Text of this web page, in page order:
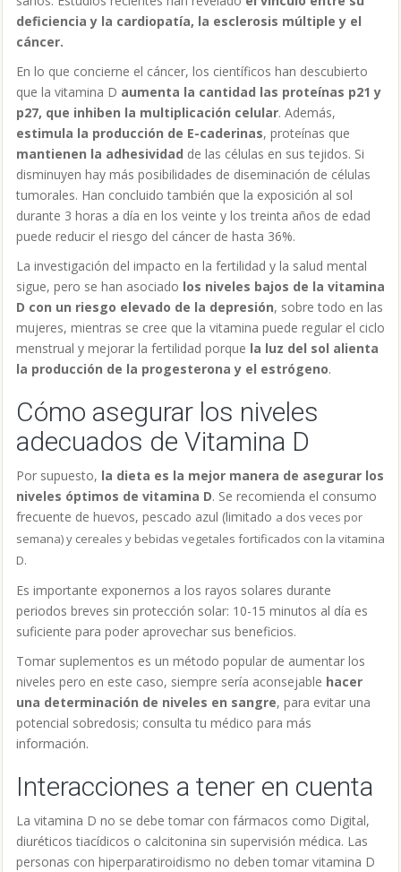
deficiencia y la cardiopatía, la esclerosis múltiple y el
cáncer.
En lo que concierne el cáncer, los científicos han descubierto
que la vitamina D aumenta la cantidad las proteínas p21 y
p27, que inhiben la multiplicación celular. Además,
estimula la producción de E-caderinas, proteínas que
mantienen la adhesividad de las células en sus tejidos. Si
disminuyen hay más posibilidades de diseminación de células
tumorales. Han concluido también que la exposición al sol
durante 3 horas a día en los veinte y los treinta años de edad
puede reducir el riesgo del cáncer de hasta 36%.
La investigación del impacto en la fertilidad y la salud mental
sigue, pero se han asociado los niveles bajos de la vitamina
D con un riesgo elevado de la depresión, sobre todo en las
mujeres, mientras se cree que la vitamina puede regular el ciclo
menstrual y mejorar la fertilidad porque la luz del sol alienta
la producción de la progesterona y el estrógeno.
Cómo asegurar los niveles
adecuados de Vitamina D
Por supuesto, la dieta es la mejor manera de asegurar los
niveles óptimos de vitamina D. Se recomienda el consumo
frecuente de huevos, pescado azul (limitado a dos veces por
semana) y cereales y bebidas vegetales fortificados con la vitamina
D.
Es importante exponernos a los rayos solares durante
periodos breves sin protección solar: 10-15 minutos al día es
suficiente para poder aprovechar sus beneficios.
Tomar suplementos es un método popular de aumentar los
niveles pero en este caso, siempre sería aconsejable hacer
una determinación de niveles en sangre, para evitar una
potencial sobredosis; consulta tu médico para más
información.
Interacciones a tener en cuenta
La vitamina D no se debe tomar con fármacos como Digital,
diuréticos tiacídicos o calcitonina sin supervisión médica. Las
personas con hiperparatiroidismo no deben tomar vitamina D